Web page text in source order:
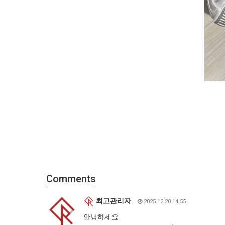
Comments
최고관리자 2025.12.20 14:55
안녕하세요.